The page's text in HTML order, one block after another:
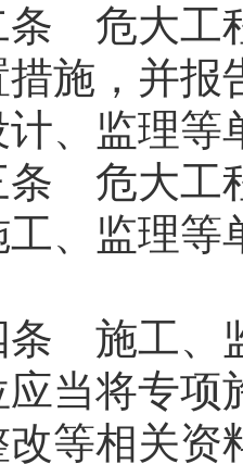
危大工程
施，并
、监理
危大工程
、监理
施工、监
将专项
等相关资